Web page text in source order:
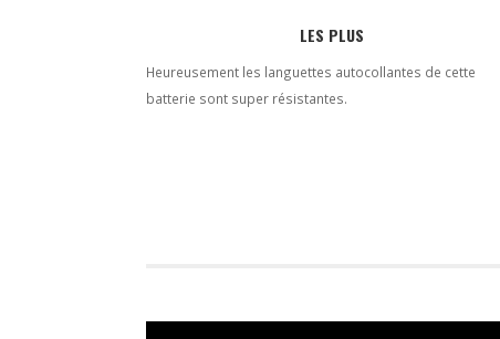
LES PLUS
Heureusement les languettes autocollantes de cette
batterie sont super résistantes.